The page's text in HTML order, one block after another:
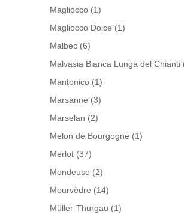
Magliocco (1)
Magliocco Dolce (1)
Malbec (6)
Malvasia Bianca Lunga del Chianti
Mantonico (1)
Marsanne (3)
Marselan (2)
Melon de Bourgogne (1)
Merlot (37)
Mondeuse (2)
Mourvèdre (14)
Müller-Thurgau (1)